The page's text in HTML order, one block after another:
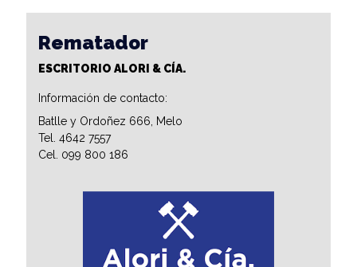
Rematador
ESCRITORIO ALORI & CÍA.
Información de contacto:
Batlle y Ordoñez 666, Melo
Tel. 4642 7557
Cel. 099 800 186